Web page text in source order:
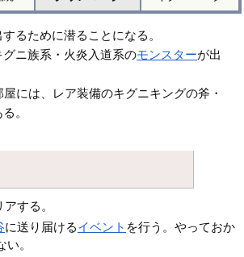
るために潜ることになる。
ニ族系・火炎入道系のモンスターが出
には、レア装備のキグニキングの斧・
。
アする。
に送り届けるイベント を行う。やっておか
。